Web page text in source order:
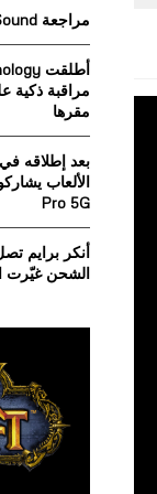
r
:
مراجعة WiiM Sound: تجربة صوتية متكاملة
مراقبة ذكية
مقرها
بعد إطلاقه
Pro 5G
أنكر برايم
الشحن غيّرت